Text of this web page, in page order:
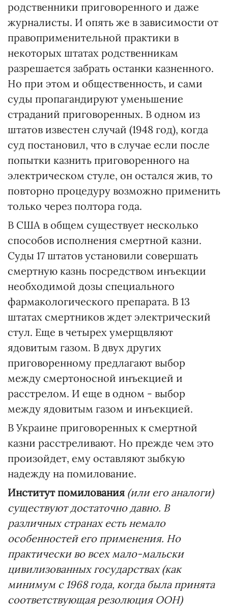
родственники приговоренного и даже
журналисты. И опять же в зависимости от
правоприменительной практики в
некоторых штатах родственникам
разрешается забрать останки казненного.
Но при этом и общественность, и сами
суды пропагандируют уменьшение
страданий приговоренных. В одном из
штатов известен случай (1948 год), когда
суд постановил, что в случае если после
попытки казнить приговоренного на
электрическом стуле, он остался жив, то
повторно процедуру возможно применить
только через полтора года.
В США в общем существует несколько
способов исполнения смертной казни.
Суды 17 штатов установили совершать
смертную казнь посредством инъекции
необходимой дозы специального
фармакологического препарата. В 13
штатах смертников ждет электрический
стул. Еще в четырех умерщвляют
ядовитым газом. В двух других
приговоренному предлагают выбор
между смертоносной инъекцией и
расстрелом. И еще в одном - выбор
между ядовитым газом и инъекцией.
В Украине приговоренных к смертной
казни расстреливают. Но прежде чем это
произойдет, ему оставляют зыбкую
надежду на помилование.
Институт помилования (или его аналоги)
существуют достаточно давно. В
различных странах есть немало
особенностей его применения. Но
практически во всех мало-мальски
цивилизованных государствах (как
минимум с 1968 года, когда была принята
соответствующая резолюция ООН)